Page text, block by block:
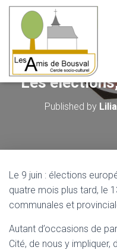
Les
Published by
Le 9 juin : élections
quatre mois plus tard, le
communales et
Autant d’occasions de
Cité, de nous y